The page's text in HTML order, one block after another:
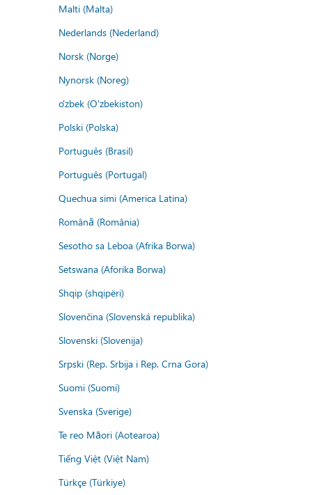
Malti (Malta)
Nederlands (Nederland)
Norsk (Norge)
Nynorsk (Noreg)
o'zbek (O'zbekiston)
Polski (Polska)
Português (Brasil)
Português (Portugal)
Quechua simi (America Latina)
Română (România)
Sesotho sa Leboa (Afrika Borwa)
Setswana (Aforika Borwa)
Shqip (shqipëri)
Slovenčina (Slovenská republika)
Slovenski (Slovenija)
Srpski (Rep. Srbija i Rep. Crna Gora)
Suomi (Suomi)
Svenska (Sverige)
Te reo Māori (Aotearoa)
Tiếng Việt (Việt Nam)
Türkçe (Türkiye)